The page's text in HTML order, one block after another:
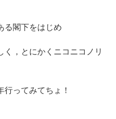
る閣下をはじめ
，とにかくニコニコノリ
ってみてちょ！